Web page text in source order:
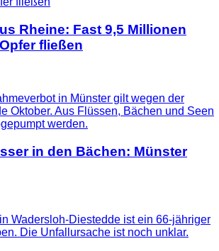
Rheine: Fast 9,5 Millionen
fließen
in den Bächen: Münster